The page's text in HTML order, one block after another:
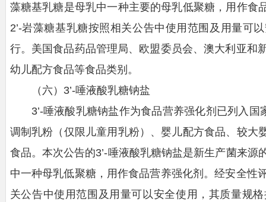
藻糖基乳糖是母乳中一种主要的母乳低聚糖，用作食
2’-岩藻糖基乳糖按照相关公告中使用范围及用量可
行。美国食品药品管理局、欧盟委员会、澳大利亚和
幼儿配方食品等食品类别。
（六）3’-唾液酸乳糖钠盐
3’-唾液酸乳糖钠盐作为食品营养强化剂已列入
调制乳粉（仅限儿童用乳粉）、婴儿配方食品、较大
食品。本次公告的3’-唾液酸乳糖钠盐是新生产菌来源
中一种母乳低聚糖，用作食品营养强化剂。经安全性
关公告中使用范围及用量可以安全使用，其质量规